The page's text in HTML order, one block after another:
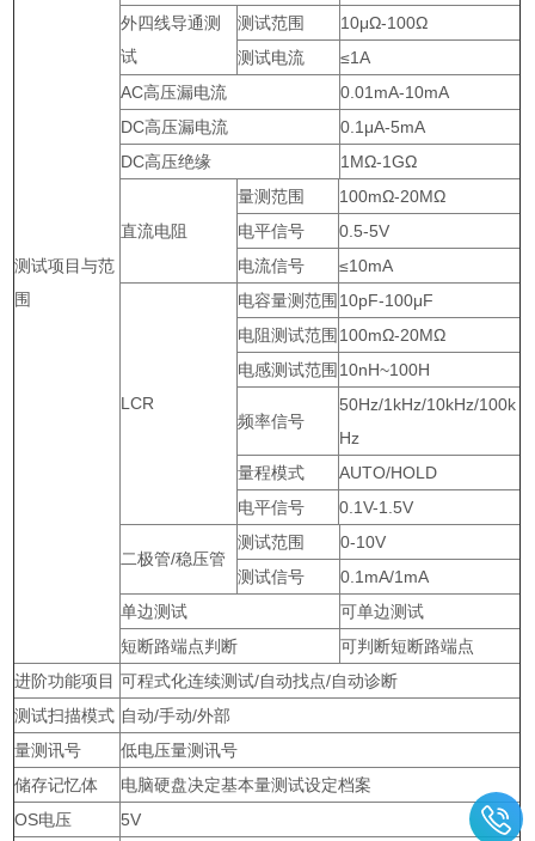
测试项目与范
围
外四线导通测
试
测试范围
10μΩ-100Ω
测试电流
≤1A
AC高压漏电流
0.01mA-10mA
DC高压漏电流
0.1μA-5mA
DC高压绝缘
1MΩ-1GΩ
直流电阻
量测范围
100mΩ-20MΩ
电平信号
0.5-5V
电流信号
≤10mA
LCR
电容量测范围 10pF-100μF
电阻测试范围 100mΩ-20MΩ
电感测试范围 10nH~100H
频率信号
50Hz/1kHz/10kHz/100k
Hz
量程模式
AUTO/HOLD
电平信号
0.1V-1.5V
二极管/稳压管
测试范围
0-10V
测试信号
0.1mA/1mA
单边测试
可单边测试
短断路端点判断
可判断短断路端点
进阶功能项目 可程式化连续测试/自动找点/自动诊断
测试扫描模式 自动/手动/外部
量测讯号
低电压量测讯号
储存记忆体
电脑硬盘决定基本量测试设定档案
OS电压
5V